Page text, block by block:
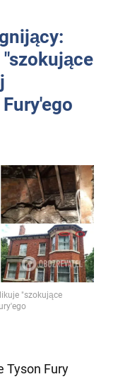
"szokujące
Tyson Fury